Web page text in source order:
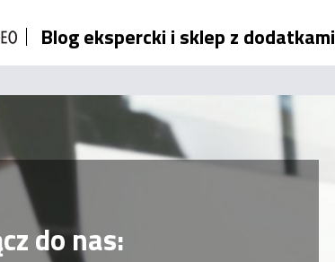
Blog ekspercki i sklep z dodatkami
do nas: